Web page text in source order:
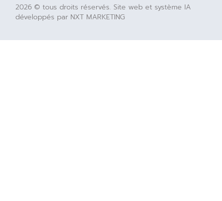
2026 © tous droits réservés. Site web et système IA
développés par NXT MARKETING